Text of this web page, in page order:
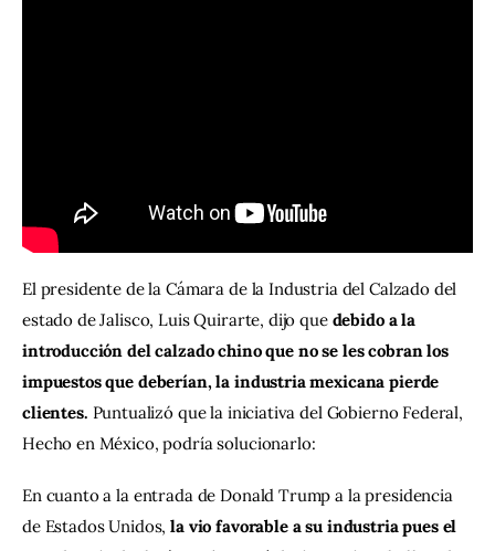
El presidente de la Cámara de la Industria del Calzado del
estado de Jalisco, Luis Quirarte, dijo que debido a la
introducción del calzado chino que no se les cobran los
impuestos que deberían, la industria mexicana pierde
clientes. Puntualizó que la iniciativa del Gobierno Federal,
Hecho en México, podría solucionarlo:
En cuanto a la entrada de Donald Trump a la presidencia
de Estados Unidos, la vio favorable a su industria pues el